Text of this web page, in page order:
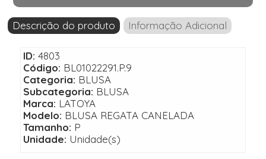
Descrição do produto Informação Adicional
ID: 4803
Código: BL01022291.P.9
Categoria: BLUSA
Subcategoria: BLUSA
Marca: LATOYA
Modelo: BLUSA REGATA CANELADA
Tamanho: P
Unidade: Unidade(s)